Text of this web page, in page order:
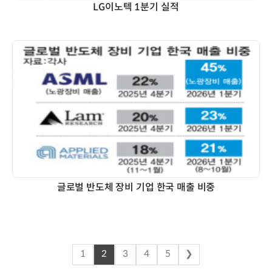
LG이노텍 1분기 실적
글로벌 반도체 장비 기업 한국 매출 비중
1 2 3 4 5 ❯